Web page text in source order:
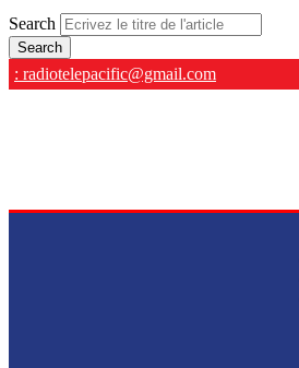
Search
: radiotelepacific@gmail.com